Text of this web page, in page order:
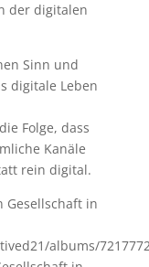
der digitalen
Sinn und
digitale Leben
Folge, dass
Kanäle
rein digital.